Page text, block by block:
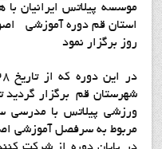
موسسه پيلاتس ايرانيان با
استان قم دوره آموزشي
روز برگزار نمود
ورزشي پيلاتس با مدرسي
مربوط به سرفصل آموزشي